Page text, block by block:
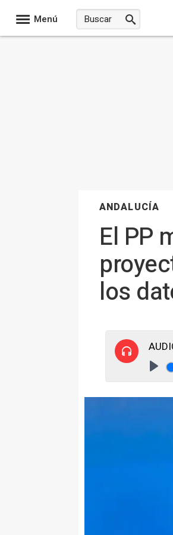
Menú
ANDALUCÍA
El PP
los